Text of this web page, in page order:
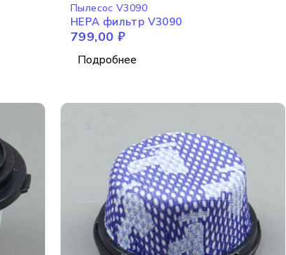
Пылесос V3090
HEPA фильтр V3090
799,00 ₽
Подробнее